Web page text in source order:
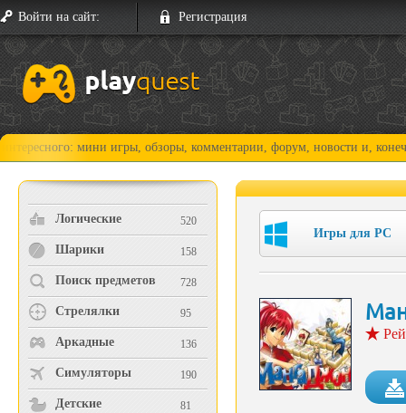
Войти на сайт: Регистрация
мини игры, обзоры, комментарии, форум, новости и, конечно,
Логические 520
Шарики 158
Поиск предметов 728
Стрелялки 95
Аркадные 136
Симуляторы 190
Детские 81
Игры для PC